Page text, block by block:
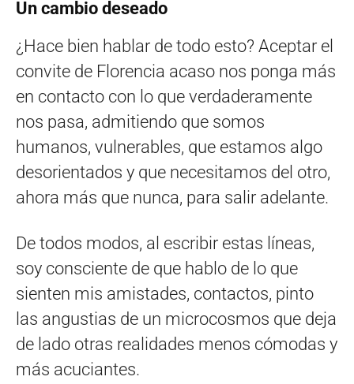
Un cambio deseado
¿Hace bien hablar de todo esto? Aceptar el
convite de Florencia acaso nos ponga más
en contacto con lo que verdaderamente
nos pasa, admitiendo que somos
humanos, vulnerables, que estamos algo
desorientados y que necesitamos del otro,
ahora más que nunca, para salir adelante.
De todos modos, al escribir estas líneas,
soy consciente de que hablo de lo que
sienten mis amistades, contactos, pinto
las angustias de un microcosmos que deja
de lado otras realidades menos cómodas y
más acuciantes.